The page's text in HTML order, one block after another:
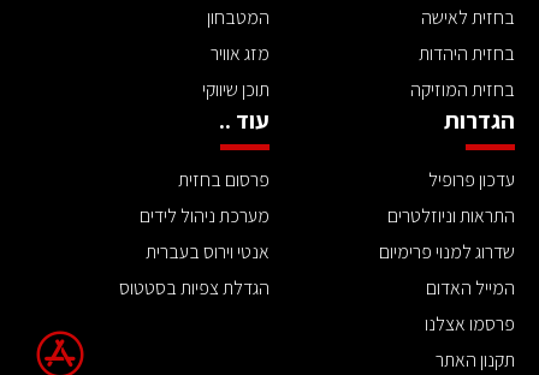
בחזית לאישה
בחזית היהדות
בחזית המוזיקה
המטבחון
מזג אוויר
תוכן שיווקי
הגדרות
עדכון פרופיל
התראות וניוזלטרים
שדרוג למנוי פרימיום
המייל האדום
פרסמו אצלנו
תקנון האתר
עוד ..
פרסום בחזית
מערכת ניהול לידים
אנטי וירוס בעברית
הגדלת צפיות בסטטוס